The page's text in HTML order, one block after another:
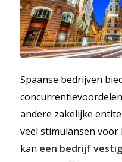
Spaanse bedrijven
andere zakelijke
veel stimulansen
kan een bedrijf